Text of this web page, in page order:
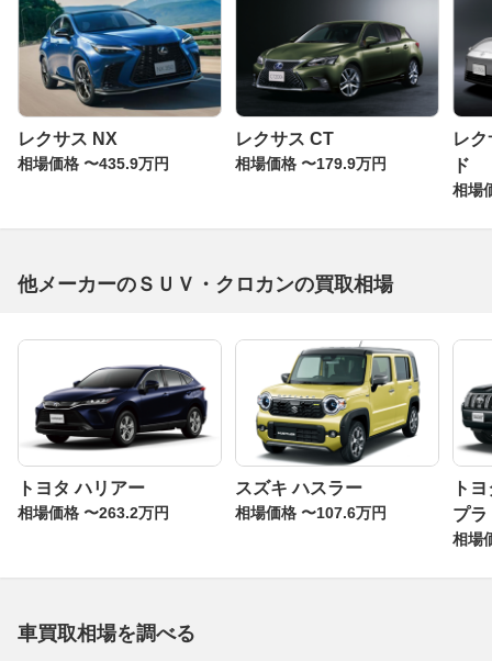
レクサス NX
相場価格 〜435.9万円
レクサス CT
相場価格 〜179.9万円
レ
ド
相場
他メーカーのＳＵＶ・クロカンの買取相場
トヨタ ハリアー
相場価格 〜263.2万円
スズキ ハスラー
相場価格 〜107.6万円
ト
プラ
相場
車買取相場を調べる